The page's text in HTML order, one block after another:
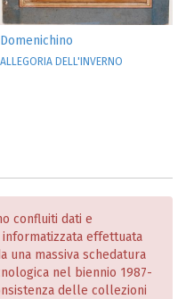
Domenichino
ALLEGORIA DELL'INVERNO
confluiti dati e
effettuata
una massiva schedatura
nel biennio 1987-
delle collezioni